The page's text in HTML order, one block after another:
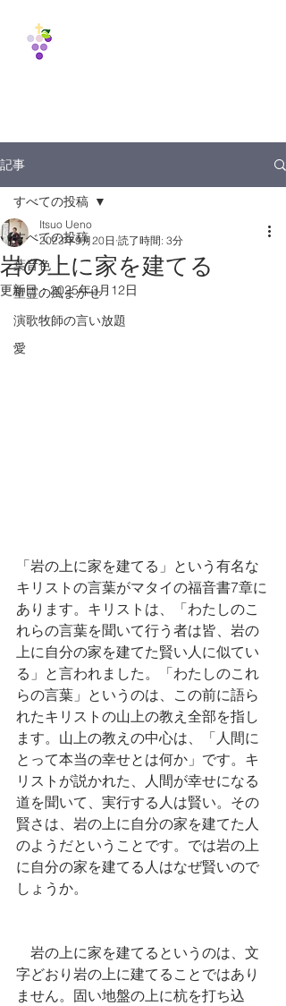
記事
すべての投稿
葉音色
聖霊の風まかせ
演歌牧師の言い放題
愛
すべての投稿
岩の上に家を建てる
Itsuo Ueno
2023年9月20日 読了時間: 3分
更新日：2025年3月12日
「岩の上に家を建てる」という有名な
キリストの言葉がマタイの福音書7章に
あります。キリストは、「わたしのこ
れらの言葉を聞いて行う者は皆、岩の
上に自分の家を建てた賢い人に似てい
る」と言われました。「わたしのこれ
らの言葉」というのは、この前に語ら
れたキリストの山上の教え全部を指し
ます。山上の教えの中心は、「人間に
とって本当の幸せとは何か」です。キ
リストが説かれた、人間が幸せになる
道を聞いて、実行する人は賢い。その
賢さは、岩の上に自分の家を建てた人
のようだということです。では岩の上
に自分の家を建てる人はなぜ賢いので
しょうか。
岩の上に家を建てるというのは、文
字どおり岩の上に建てることではあり
ません。固い地盤の上に杭を打ち込